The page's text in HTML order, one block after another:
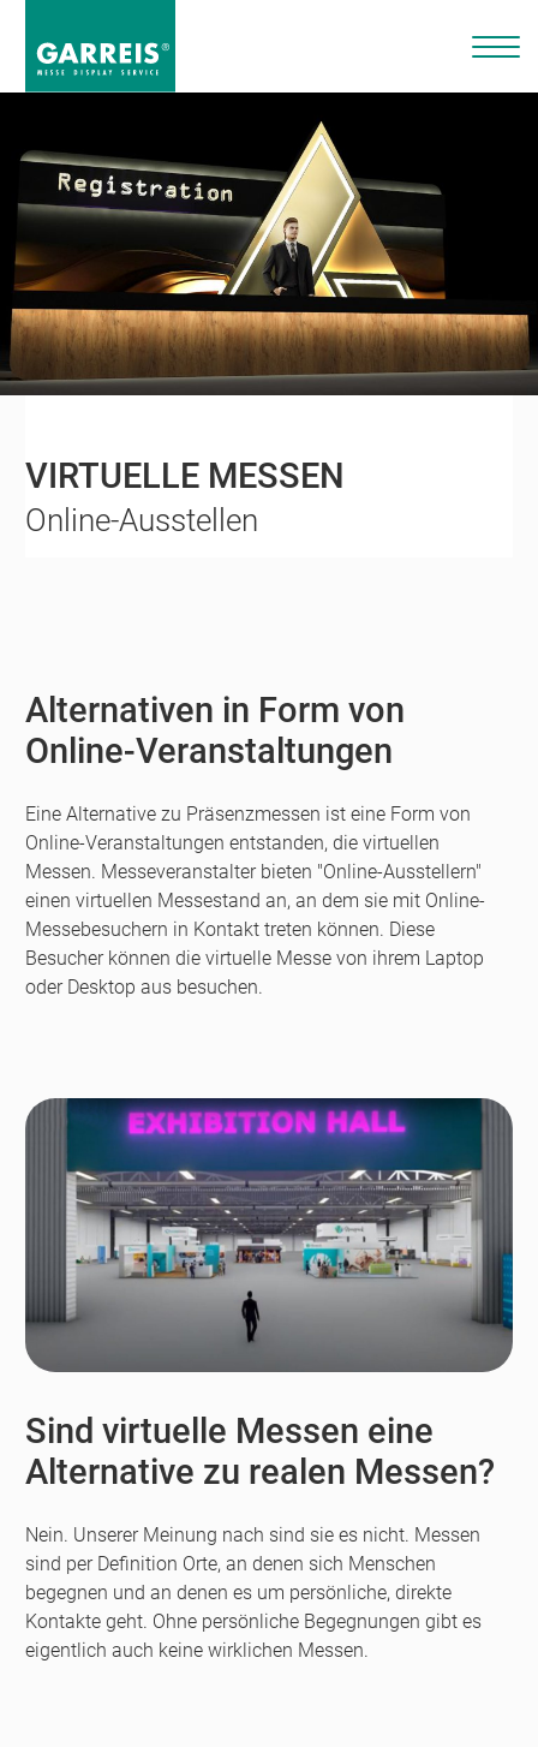
VIRTUELLE MESSEN
Online-Ausstellen
Alternativen in Form von
Online-Veranstaltungen
Eine Alternative zu Präsenzmessen ist eine Form von
Online-Veranstaltungen entstanden, die virtuellen
Messen. Messeveranstalter bieten "Online-Ausstellern"
einen virtuellen Messestand an, an dem sie mit Online-
Messebesuchern in Kontakt treten können. Diese
Besucher können die virtuelle Messe von ihrem Laptop
oder Desktop aus besuchen.
Sind virtuelle Messen eine
Alternative zu realen Messen?
Nein. Unserer Meinung nach sind sie es nicht. Messen
sind per Definition Orte, an denen sich Menschen
begegnen und an denen es um persönliche, direkte
Kontakte geht. Ohne persönliche Begegnungen gibt es
eigentlich auch keine wirklichen Messen.